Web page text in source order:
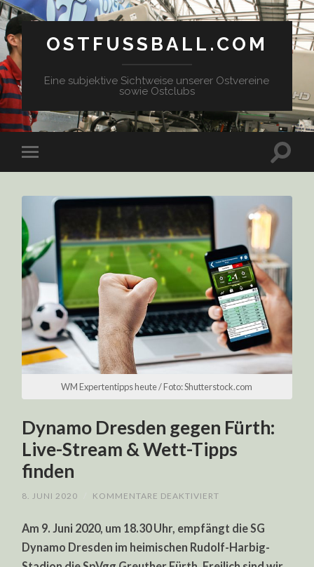
OSTFUSSBALL.COM
Eine subjektive Sichtweise unserer Ostvereine
sowie Ostclubs
WM Expertentipps heute / Foto: Shutterstock.com
Dynamo Dresden gegen Fürth:
Live-Stream & Wett-Tipps
finden
8. JUNI 2020 KOMMENTARE DEAKTIVIERT
GEGEN
FÜRTH:
LIVE-
Am 9. Juni 2020, um 18.30 Uhr, empfängt die SG
Dynamo Dresden im heimischen Rudolf-Harbig-